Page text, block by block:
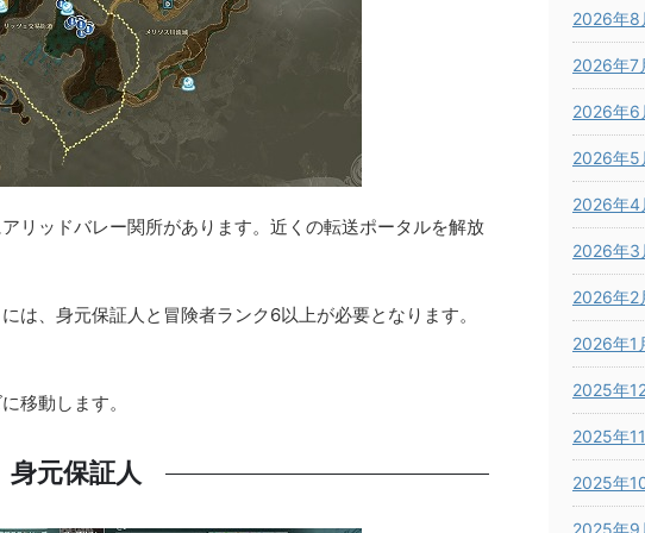
リッドバレー関所があります。近くの転送ポータルを解放
は、身元保証人と冒険者ランク6以上が必要となります。
移動します。
身元保証人
2026年8
2026年7
2026年6
2026年5
2026年4
2026年3
2026年2
2026年1
2025年
2025年
2025年
2025年9